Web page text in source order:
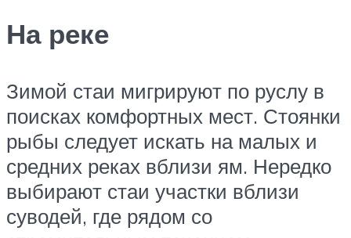
На реке
Зимой стаи мигрируют по руслу в
поисках комфортных мест. Стоянки
рыбы следует искать на малых и
средних реках вблизи ям. Нередко
выбирают стаи участки вблизи
суводей, где рядом со